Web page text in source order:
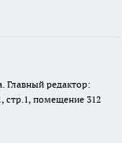
Главный редактор:
стр.1, помещение 312